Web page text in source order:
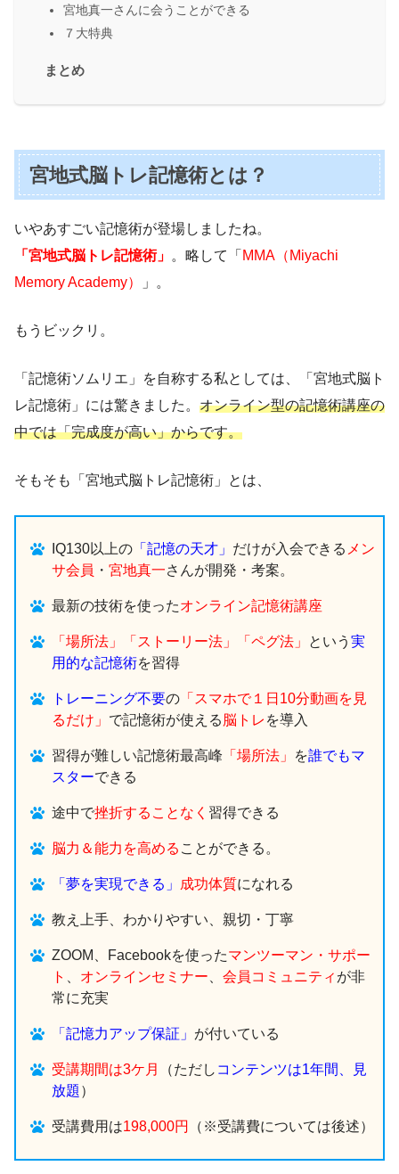
宮地真一さんに会うことができる
７大特典
まとめ
宮地式脳トレ記憶術とは？
いやあすごい記憶術が登場しましたね。
「宮地式脳トレ記憶術」 。略して「 MMA（Miyachi
Memory Academy）
」。
もうビックリ。
「記憶術ソムリエ」を自称する私としては、「宮地式脳ト
レ記憶術」には驚きました。 オンライン型の記憶術講座の
中では「完成度が高い」からです。
そもそも「宮地式脳トレ記憶術」とは、
IQ130以上の 「記憶の天才」 だけが入会できる メン
サ会員 ・ 宮地真一さんが開発・考案。
最新の技術を使ったオンライン記憶術講座
「場所法」「ストーリー法」「ペグ法」 という 実
用的な記憶術を習得
トレーニング不要の 「スマホで１日10分動画を見
るだけ」 で記憶術が使える 脳トレ を導入
習得が難しい記憶術最高峰 「場所法」 を誰でもマ
スターできる
途中で挫折することなく 習得できる
脳力＆能力を高める ことができる。
「夢を実現できる」 成功体質になれる
教え上手、わかりやすい、親切・丁寧
ZOOM、Facebookを使ったマンツーマン・サポー
ト
オンラインセミナー 会員コミュニティ が非
常に充実
「記憶力アップ保証」 が付いている
受講期間は3ケ月 （ただし コンテンツは1年間、見
放題 ）
受講費用は198,000円 （※受講費については後述）